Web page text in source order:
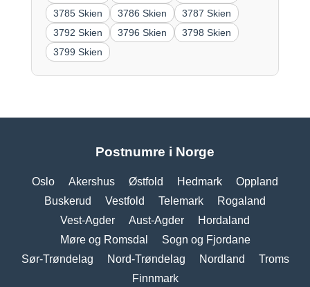
3785 Skien
3786 Skien
3787 Skien
3792 Skien
3796 Skien
3798 Skien
3799 Skien
Postnumre i Norge
Oslo Akershus Østfold Hedmark
Oppland
Buskerud
Vestfold Telemark
Rogaland
Vest-Agder
Aust-Agder
Hordaland
Møre og Romsdal
Sogn og Fjordane
Sør-Trøndelag
Nord-Trøndelag Nordland
Troms
Finnmark